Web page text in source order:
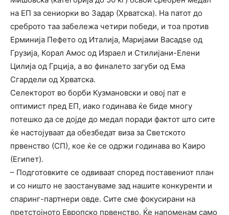
на ЕП за сениорки во Задар (Хрватска). На патот до
среброто таа забележа четири победи, и тоа против
Ерминија Пефето од Италија, Маријами Васадѕе од
Грузија, Корал Амос од Израел и Стилијани-Елени
Цилија од Грција, а во финалето загуби од Ема
Сгардели од Хрватска.
Селекторот во борби Кузмановски и овој пат е
оптимист пред ЕП, иако годинава ќе биде многу
потешко да се дојде до медал поради фактот што сите
ќе настојуваат да обезбедат виза за Светското
првенство (СП), кое ќе се одржи годинава во Каиро
(Египет).
– Подготовките се одвиваат според поставениот план
и со ништо не заостануваме зад нашите конкуренти и
спаринг-партнери овде. Сите сме фокусирани на
претстојното Европско првенство. Ќе напоменам само